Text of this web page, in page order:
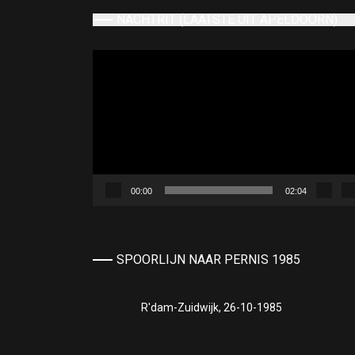
00:00 02:04
SPOORLIJN NAAR PERNIS 1985
R'dam-Zuidwijk, 26-10-1985